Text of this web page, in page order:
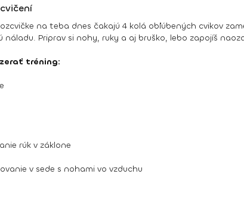
na teba dnes čakajú 4 kolá obľúbených cvikov
náladu. Priprav si nohy, ruky a aj bruško, lebo zapojíš
tréning:
rúk v záklone
v sede s nohami vo vzduchu